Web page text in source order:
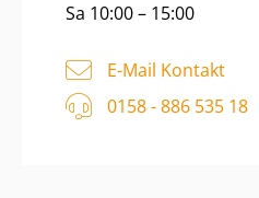
Sa 10:00 – 15:00
E-Mail Kontakt
0158 - 886 535 18